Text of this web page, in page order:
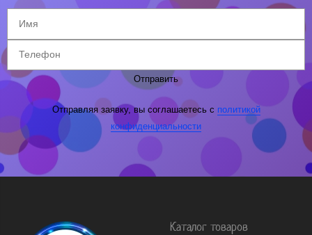
Отправить
Отправляя заявку, вы соглашаетесь с политикой
конфиденциальности
Каталог товаров